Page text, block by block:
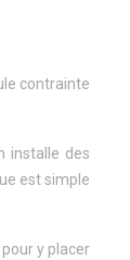
contrainte
installe des
est simple
y placer